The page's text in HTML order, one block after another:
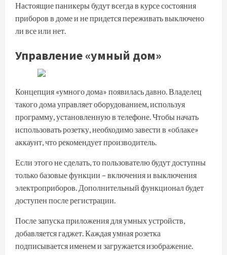
Настоящие паникеры будут всегда в курсе состояния
приборов в доме и не придется переживать выключено
ли все или нет.
Управление «умный дом»
Концепция «умного дома» появилась давно. Владелец
такого дома управляет оборудованием, используя
программу, установленную в телефоне. Чтобы начать
использовать розетку, необходимо завести в «облаке»
аккаунт, что рекомендует производитель.
Если этого не сделать, то пользователю будут доступны
только базовые функции – включения и выключения
электроприборов. Дополнительный функционал будет
доступен после регистрации.
После запуска приложения для умных устройств,
добавляется гаджет. Каждая умная розетка
подписывается именем и загружается изображение.